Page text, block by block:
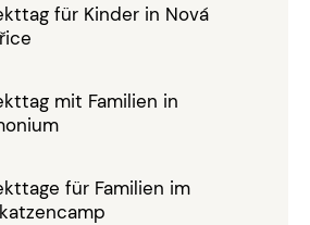
für Kinder in Nová
mit Familien in
für Familien im